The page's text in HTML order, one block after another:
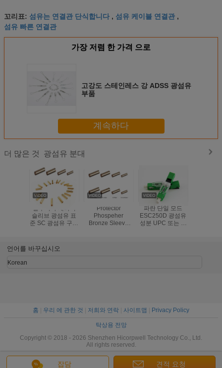
꼬리표: 섬유는 연결관 단식합니다 , 섬유 케이블 연결관 ,
섬유 빠른 연결관
가장 저렴 한 가격 으로
고강도 스테인레스 강 ADSS 광섬유
부품
계속하다
더 많은 것 광섬유 분대
알루미나 세라믹
슬리브 광섬유 표
준 SC 광섬유 구리
Protector
Phospeher
Bronze Sleeve
파란 단일 모드
ESC250D 광섬유
성분 UPC 또는 녹
잡담 견적 요청
언어를 바꾸십시오
Korean
홈 우리 에 관한 것 저희와 연락 사이트맵 Privacy Policy
탁상용 전망
Copyright © 2018 - 2026 Shenzhen Hicorpwell Technology Co., Ltd.
All rights reserved.